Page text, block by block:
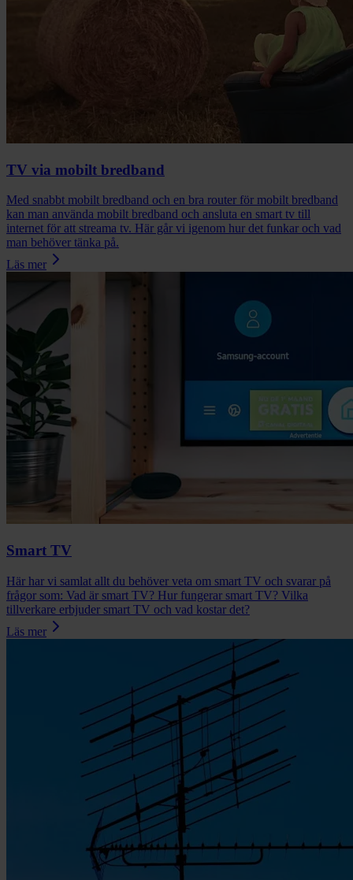
TV via mobilt bredband
Med snabbt mobilt bredband och en bra router för mobilt bredband
kan man använda mobilt bredband och ansluta en smart tv till
internet för att streama tv. Här går vi igenom hur det funkar och vad
man behöver tänka på.
Läs mer
Smart TV
Här har vi samlat allt du behöver veta om smart TV och svarar på
frågor som: Vad är smart TV? Hur fungerar smart TV? Vilka
tillverkare erbjuder smart TV och vad kostar det?
Läs mer